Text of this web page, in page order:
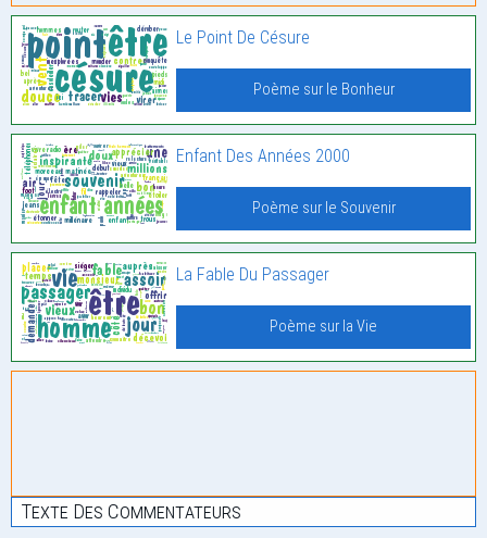
Le Point De Césure
Poème sur le Bonheur
Enfant Des Années 2000
Poème sur le Souvenir
La Fable Du Passager
Poème sur la Vie
Texte Des Commentateurs